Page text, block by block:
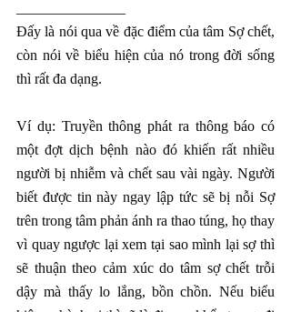
Đấy là nói qua về đặc điểm của tâm Sợ chết,
còn nói về biểu hiện của nó trong đời sống
thì rất đa dạng.
Ví dụ: Truyền thông phát ra thông báo có
một đợt dịch bệnh nào đó khiến rất nhiều
người bị nhiễm và chết sau vài ngày. Người
biết được tin này ngay lập tức sẽ bị nỗi Sợ
trên trong tâm phản ánh ra thao túng, họ thay
vì quay ngược lại xem tại sao mình lại sợ thì
sẽ thuận theo cảm xúc do tâm sợ chết trỗi
dậy mà thấy lo lắng, bồn chồn. Nếu biểu